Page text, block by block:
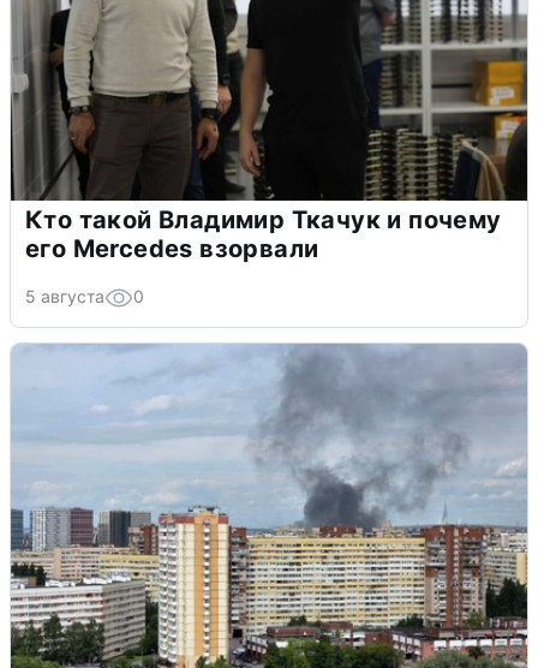
Кто такой Владимир Ткачук и почему
его Mercedes взорвали
5 августа 0